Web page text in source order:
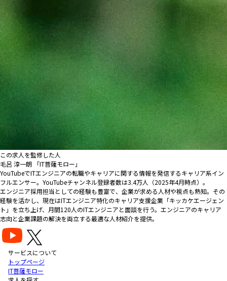
この求人を監修した人
毛呂 淳一朗 「IT菩薩モロー」
YouTubeでITエンジニアの転職やキャリアに関する情報を発信するキャリア系イン
フルエンサー。YouTubeチャンネル登録者数は3.4万人（2025年4月時点）。
エンジニア採用担当としての経験も豊富で、企業が求める人材や視点も熟知。その
経験を活かし、現在はITエンジニア特化のキャリア支援企業「キッカケエージェン
ト」を立ち上げ、月間120人のITエンジニアと面談を行う。エンジニアのキャリア
志向と企業課題の解決を両立する最適な人材紹介を提供。
サービスについて
トップページ
IT菩薩モロー